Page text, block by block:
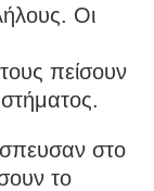
Οι
πείσουν
στο
το